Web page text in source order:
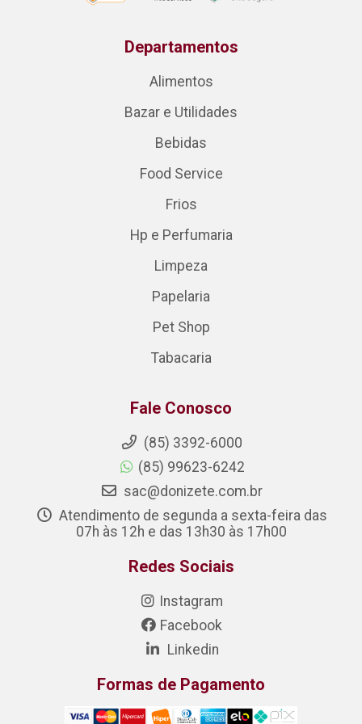
Departamentos
Alimentos
Bazar e Utilidades
Bebidas
Food Service
Frios
Hp e Perfumaria
Limpeza
Papelaria
Pet Shop
Tabacaria
Fale Conosco
(85) 3392-6000
(85) 99623-6242
sac@donizete.com.br
Atendimento de segunda a sexta-feira das
07h às 12h e das 13h30 às 17h00
Redes Sociais
Instagram
Facebook
Linkedin
Formas de Pagamento